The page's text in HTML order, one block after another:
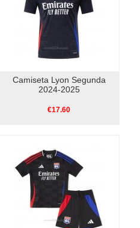
Camiseta Lyon Segunda
2024-2025
€17.60